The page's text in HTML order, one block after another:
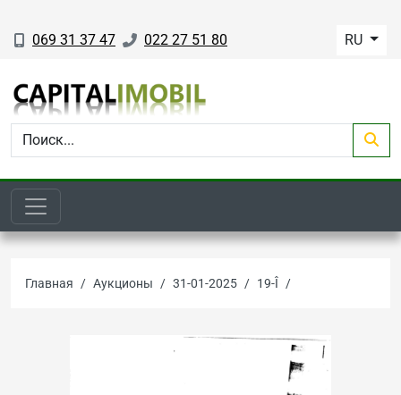
069 31 37 47 022 27 51 80 RU
Главная Аукционы 31-01-2025 19-Î